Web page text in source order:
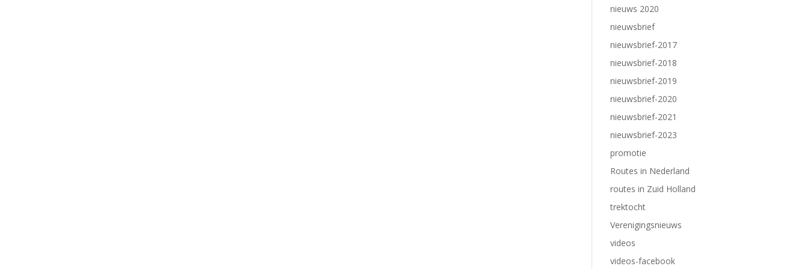
nieuws 2020
nieuwsbrief
nieuwsbrief-2017
nieuwsbrief-2018
nieuwsbrief-2019
nieuwsbrief-2020
nieuwsbrief-2021
nieuwsbrief-2023
promotie
Routes in Nederland
routes in Zuid Holland
trektocht
Verenigingsnieuws
videos
videos-facebook